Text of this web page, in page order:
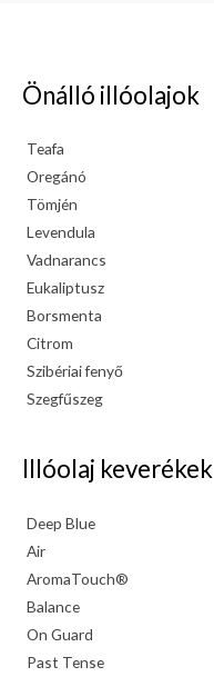
Önálló illóolajok
Teafa
Oregánó
Tömjén
Levendula
Vadnarancs
Eukaliptusz
Borsmenta
Citrom
Szibériai fenyő
Szegfűszeg
Illóolaj keverékek
Deep Blue
Air
AromaTouch®
Balance
On Guard
Past Tense